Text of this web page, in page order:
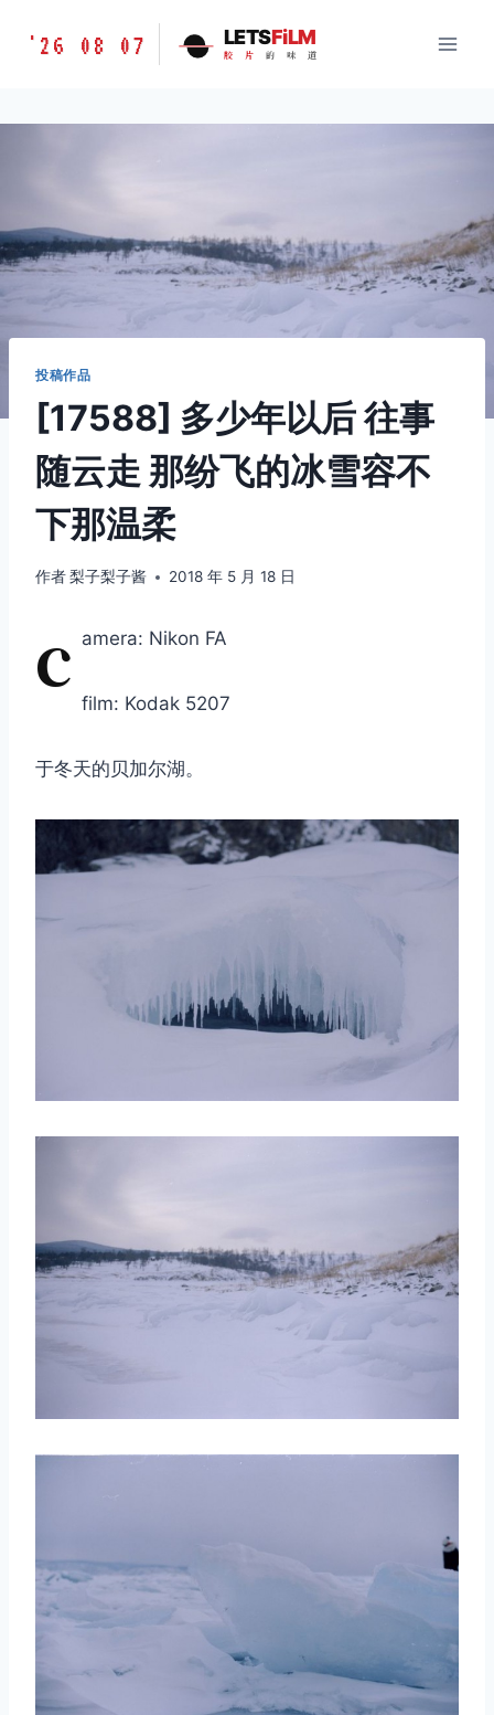
胶
味
'26 08 07 LETSFiLM
胶 片 的 味 道
投稿作品
[17588] 多少年以后 往事
随云走 那纷飞的冰雪容不
下那温柔
作者梨子梨子酱 2018 年 5 月 18 日
c amera: Nikon FA
film: Kodak 5207
于冬天的贝加尔湖。